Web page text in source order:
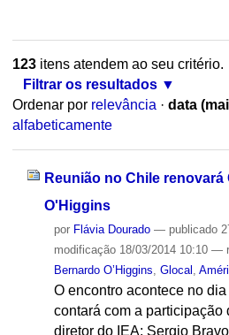
123itens atendem ao seu critério.
Filtrar os resultados
Ordenar por relevância · data
alfabeticamente
Reunião no Chile
O'Higgins
por Flávia Dourado — publicado
modificação18/03/2014 10:10 —
Bernardo O’Higgins Glocal
O encontro acontece no
contará com a participação
diretor do IEA; Sergio